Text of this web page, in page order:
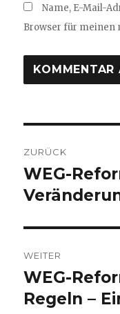
Name, E-Mail-
Browser für meinen
ZURÜCK
Vorheriger
Beitrag:
WEG-
WEITER
Nächster
Beitrag:
WEG-
Regeln –